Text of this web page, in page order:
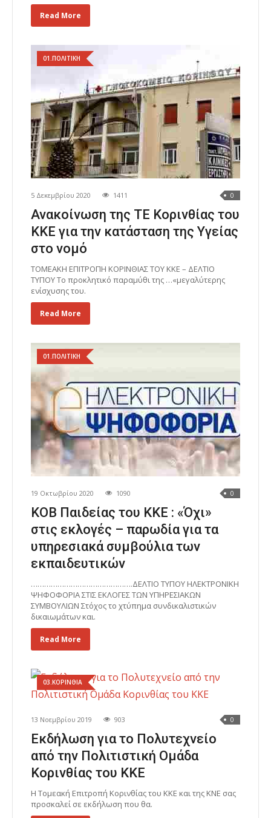
Read More
01.ΠΟΛΙΤΙΚΗ
5 Δεκεμβρίου 2020 1411 0
Ανακοίνωση της ΤΕ Κορινθίας του
ΚΚΕ για την κατάσταση της Υγείας
στο νομό
ΤΟΜΕΑΚΗ ΕΠΙΤΡΟΠΗ ΚΟΡΙΝΘΙΑΣ ΤΟΥ ΚΚΕ – ΔΕΛΤΙΟ
ΤΥΠΟΥ Το προκλητικό παραμύθι της …«μεγαλύτερης
ενίσχυσης του.
Read More
01.ΠΟΛΙΤΙΚΗ
19 Οκτωβρίου 2020 1090 0
ΚΟΒ Παιδείας του ΚΚΕ : «Όχι»
στις εκλογές – παρωδία για τα
υπηρεσιακά συμβούλια των
εκπαιδευτικών
……………………………………….ΔΕΛΤΙΟ ΤΥΠΟΥ ΗΛΕΚΤΡΟΝΙΚΗ
ΨΗΦΟΦΟΡΙΑ ΣΤΙΣ ΕΚΛΟΓΕΣ ΤΩΝ ΥΠΗΡΕΣΙΑΚΩΝ
ΣΥΜΒΟΥΛΙΩΝ Στόχος το χτύπημα συνδικαλιστικών
δικαιωμάτων και.
Read More
03.ΚΟΡΙΝΘΙΑ
13 Νοεμβρίου 2019 903 0
Εκδήλωση για το Πολυτεχνείο
από την Πολιτιστική Ομάδα
Κορινθίας του ΚΚΕ
Η Τομεακή Επιτροπή Κορινθίας του ΚΚΕ και της ΚΝΕ σας
προσκαλεί σε εκδήλωση που θα.